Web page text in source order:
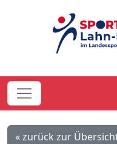
« zurück zur